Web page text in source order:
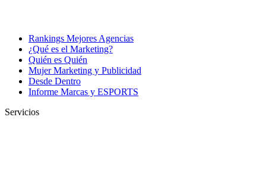
Rankings Mejores Agencias
¿Qué es el Marketing?
Quién es Quién
Mujer Marketing y Publicidad
Desde Dentro
Informe Marcas y ESPORTS
Servicios